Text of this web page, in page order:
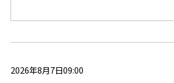
2026年8月7日09:00